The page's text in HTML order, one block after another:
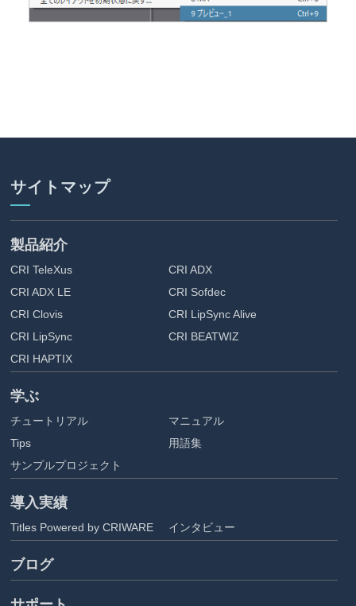
サイトマップ
製品紹介
CRI TeleXus
CRI ADX
CRI ADX LE
CRI Sofdec
CRI Clovis
CRI LipSync Alive
CRI LipSync
CRI BEATWIZ
CRI HAPTIX
学ぶ
チュートリアル
マニュアル
Tips
用語集
サンプルプロジェクト
導入実績
Titles Powered by CRIWARE インタビュー
ブログ